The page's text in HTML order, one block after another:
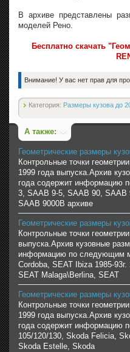
В архиве представлены
моделей Рено.
Бесплатно скачать
Внимание! У вас нет прав для
Категория: Размеры кузова до
А также:
Геометрические размеры
Контрольные точки
1999 года выпуска.Архив
года содержит информацию
3, SAAB 9-5, SAAB 90, SAAB
SAAB 9000В архиве
Геометрические размеры
Контрольные точки
выпуска.Архив кузовные
информацию по следующим
Cordoba, SEAT Ibiza 1985-
SEAT Malaga\Berlina, SEAT
Геометрические размеры
Контрольные точки
1999 года выпуска.Архив
года содержит информацию
105/120/130, Skoda Felicia,
Skoda Estelle, Skoda